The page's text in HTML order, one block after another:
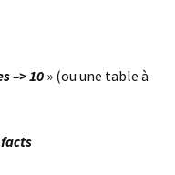
–> 10» (ou une table à